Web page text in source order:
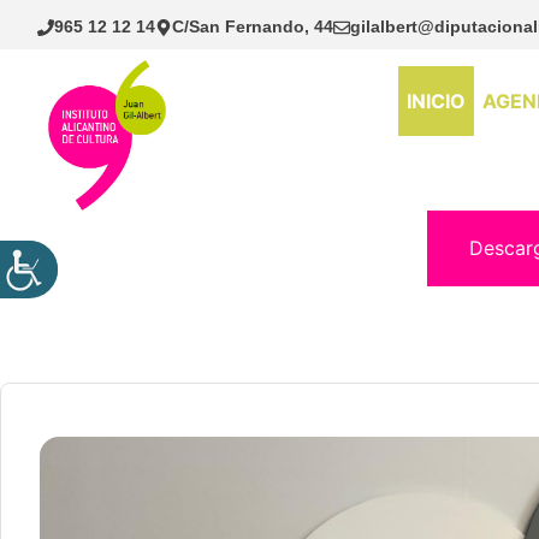
Saltar
965 12 12 14 C/San Fernando, 44
INICIO